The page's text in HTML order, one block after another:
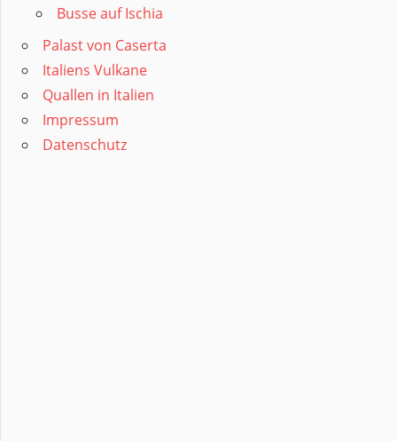
Busse auf Ischia
Palast von Caserta
Italiens Vulkane
Quallen in Italien
Impressum
Datenschutz